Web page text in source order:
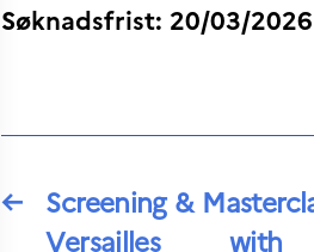
Søknadsfrist: 20/03/
←
Screening &
Versailles with